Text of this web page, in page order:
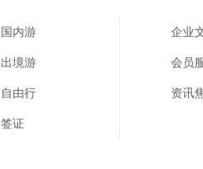
国内游
出境游
自由行
签证
企业
会员
资讯